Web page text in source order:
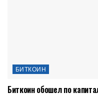
БИТКОИН
Биткоин обошел по